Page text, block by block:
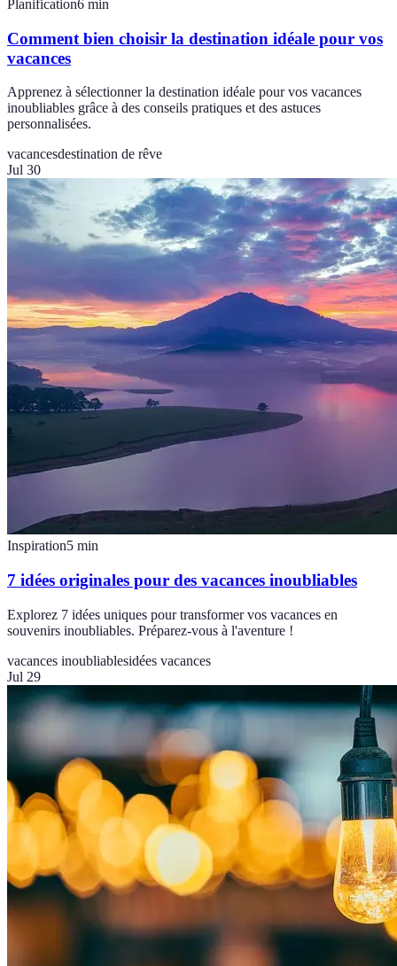
Planification6 min
Comment bien choisir la destination idéale pour vos
vacances
Apprenez à sélectionner la destination idéale pour vos vacances
inoubliables grâce à des conseils pratiques et des astuces
personnalisées.
vacancesdestination de rêve
Jul 30
Inspiration5 min
7 idées originales pour des vacances inoubliables
Explorez 7 idées uniques pour transformer vos vacances en
souvenirs inoubliables. Préparez-vous à l'aventure !
vacances inoubliablesidées vacances
Jul 29